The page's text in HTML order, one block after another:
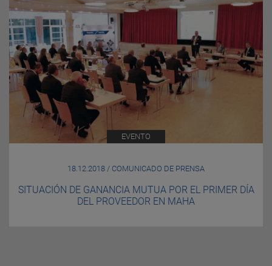
EVENTO
18.12.2018 / COMUNICADO DE PRENSA
SITUACIÓN DE GANANCIA MUTUA POR EL PRIMER DÍA
DEL PROVEEDOR EN MAHA